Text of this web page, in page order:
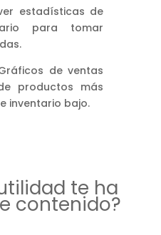
estadísticas de
para tomar
de ventas
productos más
inventario bajo.
te ha
contenido?